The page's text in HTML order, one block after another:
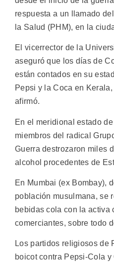
respuesta a un llamado
la Salud (PHM), en la
El vicerrector de la
aseguró que los días de
están contados en su
Pepsi y la Coca en Kerala,
afirmó.
En el meridional estado
miembros del radical
Guerra destrozaron miles
alcohol procedentes de
En Mumbai (ex Bombay),
población musulmana, se
bebidas cola con la activa
comerciantes, sobre todo
Los partidos religiosos de
boicot contra Pepsi-Cola